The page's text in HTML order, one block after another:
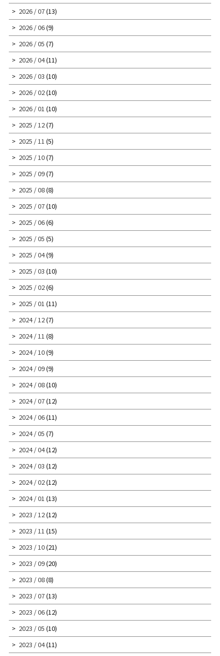
2026 / 07(13)
2026 / 06(9)
2026 / 05 (7)
2026 / 04(11)
2026 / 03 (10)
2026 / 02(10)
2026 / 01 (10)
2025 / 12(7)
2025 / 11 (5)
2025 / 10(7)
2025 / 09(7)
2025 / 08(8)
2025 / 07(10)
2025 / 06(6)
2025 / 05 (5)
2025 / 04(9)
2025 / 03 (10)
2025 / 02(6)
2025 / 01 (11)
2024 / 12(7)
2024 / 11 (8)
2024 / 10(9)
2024 / 09(9)
2024 / 08(10)
2024 / 07(12)
2024 / 06(11)
2024 / 05 (7)
2024 / 04(12)
2024 / 03 (12)
2024 / 02(12)
2024 / 01 (13)
2023 / 12(12)
2023 / 11 (15)
2023 / 10(21)
2023 / 09(20)
2023 / 08(8)
2023 / 07(13)
2023 / 06(12)
2023 / 05 (10)
2023 / 04(11)